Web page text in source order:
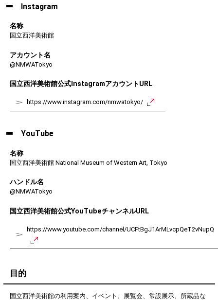
Instagram
名称
国立西洋美術館
アカウント名
@NMWATokyo
国立西洋美術館公式InstagramアカウントURL
https://www.instagram.com/nmwatokyo/
YouTube
名称
国立西洋美術館 National Museum of Western Art, Tokyo
ハンドル名
@NMWATokyo
国立西洋美術館公式YouTubeチャンネルURL
https://www.youtube.com/channel/UCFtBgJ1ArMLvcpQeT2vNupQ
目的
国立西洋美術館の利用案内、イベント、展覧会、常設展示、所蔵品な